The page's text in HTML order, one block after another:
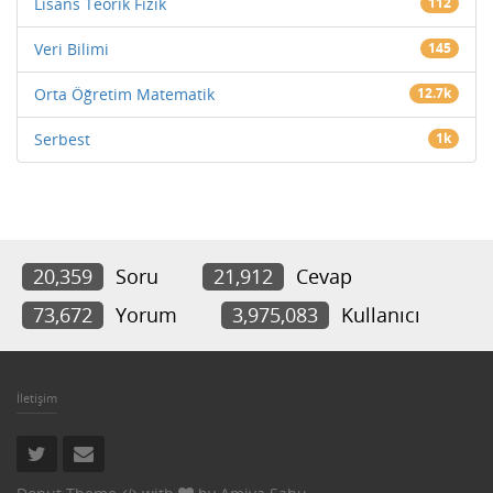
Lisans Teorik Fizik
Veri Bilimi 145
Orta Öğretim Matematik 12.7k
Serbest 1k
20,359 Soru 21,912
Cevap
73,672
Yorum 3,975,083 Kullanıcı
İletişim